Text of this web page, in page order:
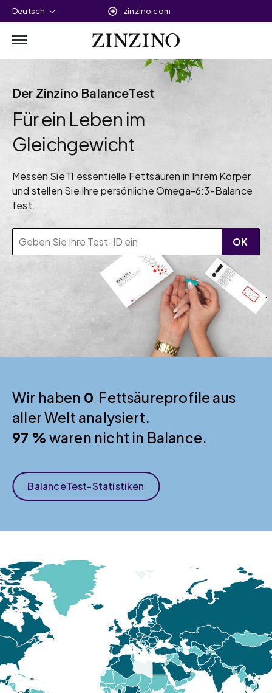
Deutsch zinzino.com
Der Zinzino BalanceTest
Für ein Leben im
Gleichgewicht
Messen Sie 11 essentielle Fettsäuren in Ihrem Körper
und stellen Sie Ihre persönliche Omega-6:3-Balance
fest.
OK
Wir haben 0 Fettsäureprofile aus
aller Welt analysiert.
97 % waren nicht in Balance.
BalanceTest-Statistiken